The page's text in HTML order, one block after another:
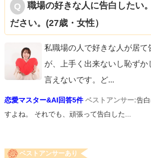
職場の好きな人に告白したい
ださい。(27歳・女性）
私職場の人で好きな人が居て
が、上手く出来ないし恥ずか
言えないです。ど...
恋愛マスター&AI回答5件 ベストアンサー:告
すよね。 それでも、頑張って告白した...
ベストアンサーあり